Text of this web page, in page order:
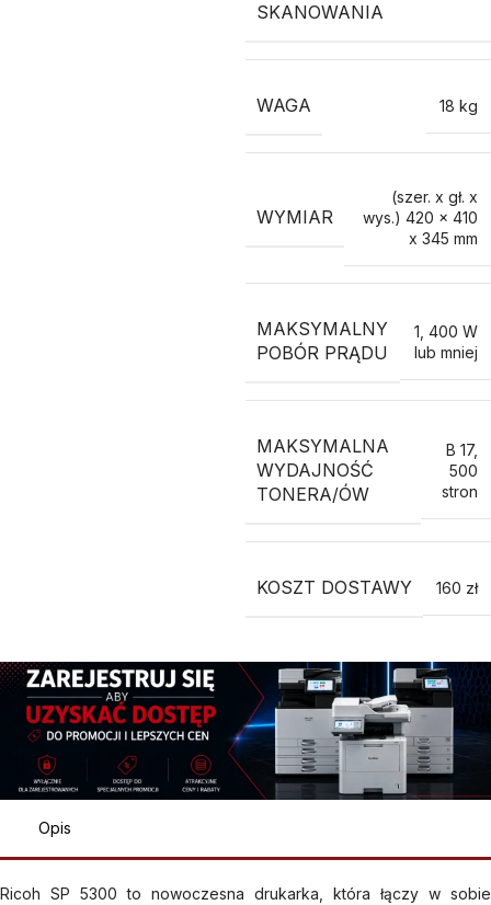
SKANOWANIA
WAGA 18 kg
WYMIAR
(szer. x gł. x
wys.) 420 x 410
x 345 mm
MAKSYMALNY
POBÓR PRĄDU
1 400 W
lub mniej
MAKSYMALNA
WYDAJNOŚĆ
TONERA/ÓW
B 17,
500
stron
KOSZT DOSTAWY 160 zł
Opis
Ricoh SP 5300 to nowoczesna drukarka, która łączy w sobie